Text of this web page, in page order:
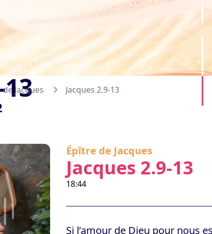
Jacques Jacques 2.9-13
Épître de Jacques
Jacques 2.9-13
18:44
Si l’amour de Dieu pour nous